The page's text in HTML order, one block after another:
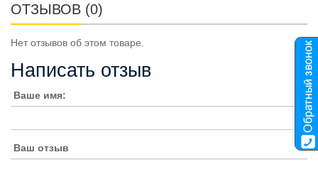
ОТЗЫВОВ (0)
Нет отзывов об этом товаре.
Написать отзыв
Ваше имя:
Ваш отзыв